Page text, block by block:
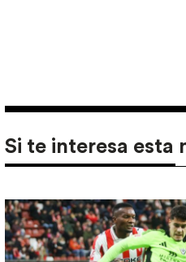
Si te interesa esta